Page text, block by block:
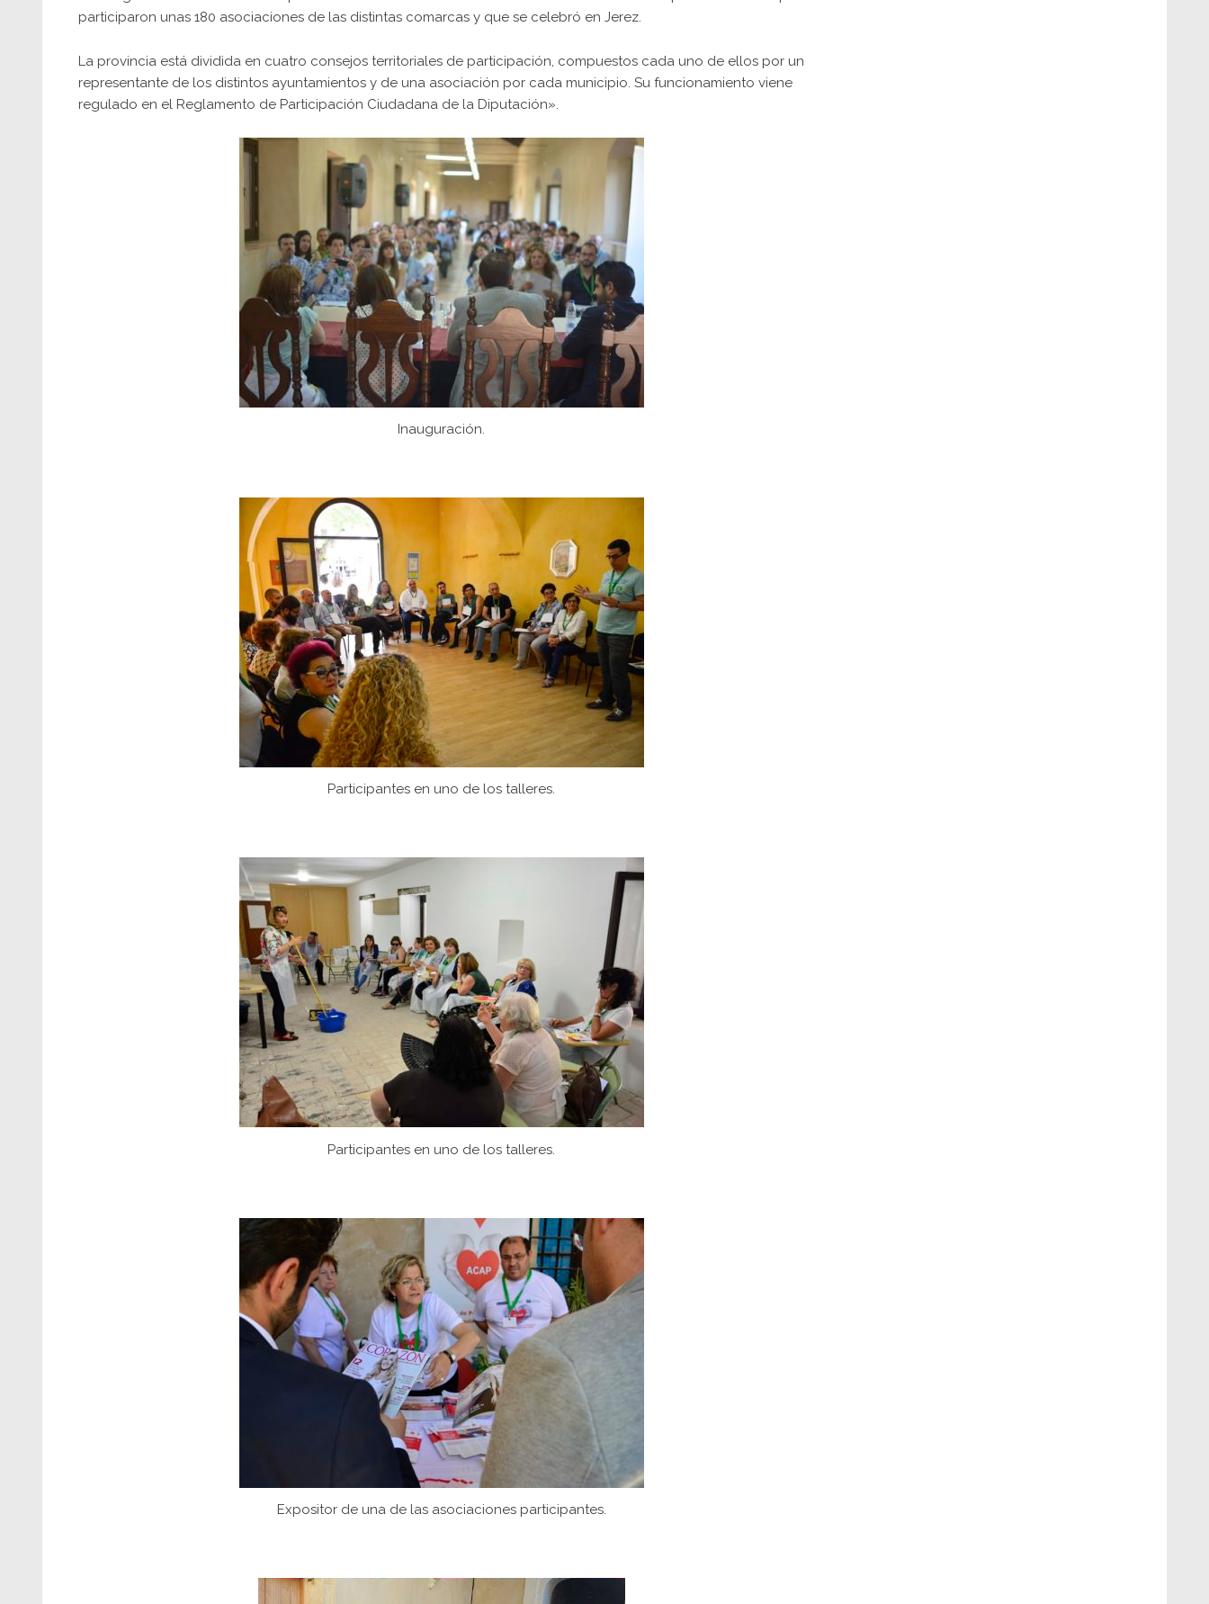
participaron unas 180 asociaciones de las distintas comarcas y que se celebró en Jerez.
La provincia está dividida en cuatro consejos territoriales de participación, compuestos cada uno de ellos por un
representante de los distintos ayuntamientos y de una asociación por cada municipio. Su funcionamiento viene
regulado en el Reglamento de Participación Ciudadana de la Diputación».
Inauguración.
Participantes en uno de los talleres.
Participantes en uno de los talleres.
Expositor de una de las asociaciones participantes.